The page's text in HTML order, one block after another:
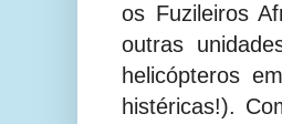
os Fuzileiros
outras
helicópteros
histéricas!).